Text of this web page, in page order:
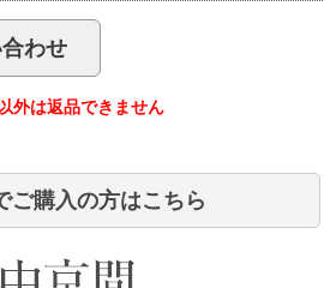
外は返品できません
ご購入の方はこちら